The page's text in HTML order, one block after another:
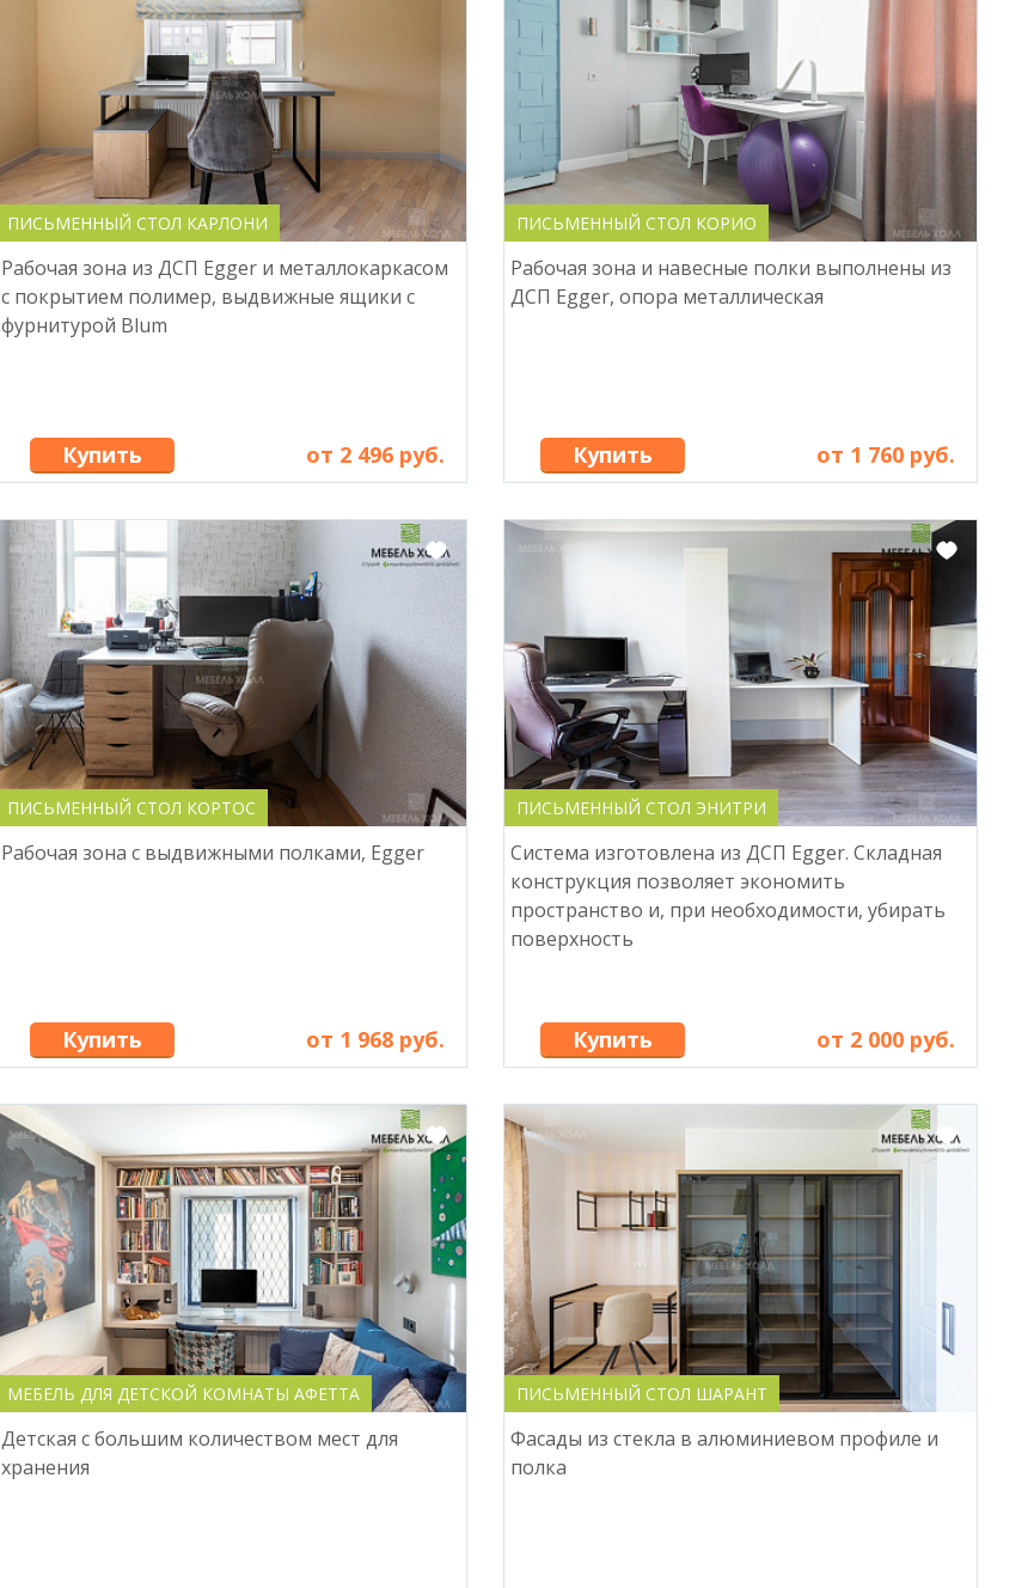
ПИСЬМЕННЫЙ СТОЛ КАРЛОНИ
Рабочая зона из ДСП Egger и металлокаркасом
с покрытием полимер, выдвижные ящики с
фурнитурой Blum
Купить от 2 496 руб.
ПИСЬМЕННЫЙ СТОЛ КОРИО
Рабочая зона и навесные полки выполнены из
ДСП Egger, опора металлическая
Купить от 1 760 руб.
ПИСЬМЕННЫЙ СТОЛ КОРТОС
Рабочая зона с выдвижными полками, Egger
Купить от 1 968 руб.
ПИСЬМЕННЫЙ СТОЛ ЭНИТРИ
Система изготовлена из ДСП Egger. Складная
конструкция позволяет экономить
пространство и, при необходимости, убирать
поверхность
Купить от 2 000 руб.
МЕБЕЛЬ ДЛЯ ДЕТСКОЙ КОМНАТЫ АФЕТТА
Детская с большим количеством мест для
хранения
ПИСЬМЕННЫЙ СТОЛ ШАРАНТ
Фасады из стекла в алюминиевом профиле и
полка